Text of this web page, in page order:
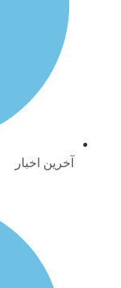
آخرین اخبار